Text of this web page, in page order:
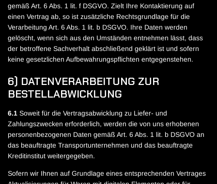
gemäß Art. 6 Abs. 1 lit. f DSGVO. Zielt Ihre Kontaktierung auf
einen Vertrag ab, so ist zusätzliche Rechtsgrundlage für die
Verarbeitung Art. 6 Abs. 1 lit. b DSGVO. Ihre Daten werden
gelöscht, wenn sich aus den Umständen entnehmen lässt, dass
der betroffene Sachverhalt abschließend geklärt ist und sofern
keine gesetzlichen Aufbewahrungspflichten entgegenstehen.
6) DATENVERARBEITUNG ZUR
BESTELLABWICKLUNG
6.1 Soweit für die Vertragsabwicklung zu Liefer- und
Zahlungszwecken erforderlich, werden die von uns erhobenen
personenbezogenen Daten gemäß Art. 6 Abs. 1 lit. b DSGVO an
das beauftragte Transportunternehmen und das beauftragte
Kreditinstitut weitergegeben.
Sofern wir Ihnen auf Grundlage eines entsprechenden Vertrages